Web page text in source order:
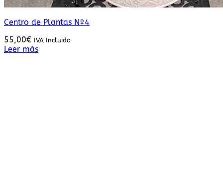
Centro de Plantas Nº4
55,00€ IVA Incluido
Leer más